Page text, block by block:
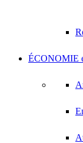
ÉCONOMIE